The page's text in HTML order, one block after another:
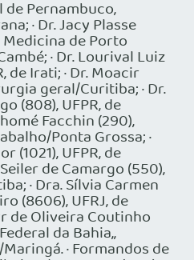
Pernambuco,
· Dr. Jacy Plasse
Medicina de Porto
· Dr. Lourival Luiz
de Irati; · Dr. Moacir
geral/Curitiba; · Dr.
(808), UFPR, de
Facchin (290),
Ponta Grossa; ·
(1021), UFPR, de
de Camargo (550),
· Dra. Sílvia Carmen
(8606), UFRJ, de
de Oliveira Coutinho
da Bahia,,
· Formandos de